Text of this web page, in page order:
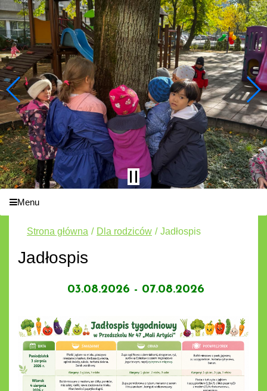
Menu
Strona główna Dla rodziców Jadłospis
Jadłospis
03.08.2026 - 07.08.2026